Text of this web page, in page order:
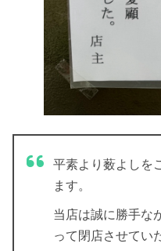
平素より薮よしを
ます。
当店は誠に勝手な
って閉店させてい